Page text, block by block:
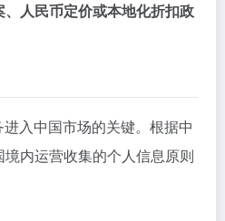
人民币定价或本地化折扣政
入中国市场的关键。根据中
内运营收集的个人信息原则